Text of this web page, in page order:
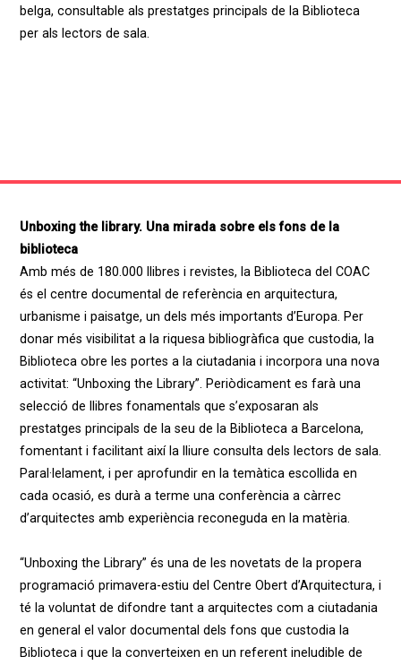
belga, consultable als prestatges principals de la Biblioteca
per als lectors de sala.
Unboxing the library. Una mirada sobre els fons de la
biblioteca
Amb més de 180.000 llibres i revistes, la Biblioteca del COAC
és el centre documental de referència en arquitectura,
urbanisme i paisatge, un dels més importants d’Europa. Per
donar més visibilitat a la riquesa bibliogràfica que custodia, la
Biblioteca obre les portes a la ciutadania i incorpora una nova
activitat: “Unboxing the Library”. Periòdicament es farà una
selecció de llibres fonamentals que s’exposaran als
prestatges principals de la seu de la Biblioteca a Barcelona,
fomentant i facilitant així la lliure consulta dels lectors de sala.
Paral·lelament, i per aprofundir en la temàtica escollida en
cada ocasió, es durà a terme una conferència a càrrec
d’arquitectes amb experiència reconeguda en la matèria.
“Unboxing the Library” és una de les novetats de la propera
programació primavera-estiu del Centre Obert d’Arquitectura, i
té la voluntat de difondre tant a arquitectes com a ciutadania
en general el valor documental dels fons que custodia la
Biblioteca i que la converteixen en un referent ineludible de